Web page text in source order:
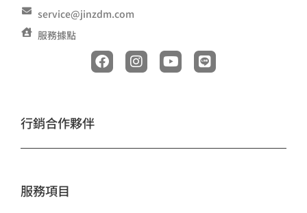
service@jinzdm.com
服務據點
F
a
c
k
I
n
s
a
Y
o
u
L
i
n
行銷合作夥伴
服務項目